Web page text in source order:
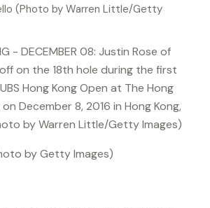
(Photo by Warren Little/Getty
by Getty Images)